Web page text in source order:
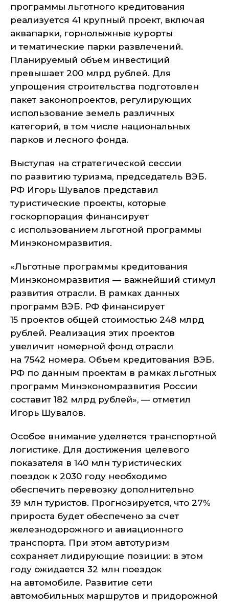
программы льготного кредитования
реализуется 41 крупный проект, включая
аквапарки, горнолыжные курорты
и тематические парки развлечений.
Планируемый объем инвестиций
превышает 200 млрд рублей. Для
упрощения строительства подготовлен
пакет законопроектов, регулирующих
использование земель различных
категорий, в том числе национальных
парков и лесного фонда.
Выступая на стратегической сессии
по развитию туризма, председатель ВЭБ.
РФ Игорь Шувалов представил
туристические проекты, которые
госкорпорация финансирует
с использованием льготной программы
Минэкономразвития.
«Льготные программы кредитования
Минэкономразвития — важнейший стимул
развития отрасли. В рамках данных
программ ВЭБ. РФ финансирует
15 проектов общей стоимостью 248 млрд
рублей. Реализация этих проектов
увеличит номерной фонд отрасли
на 7542 номера. Объем кредитования ВЭБ.
РФ по данным проектам в рамках льготных
программ Минэкономразвития России
составит 182 млрд рублей», — отметил
Игорь Шувалов.
Особое внимание уделяется транспортной
логистике. Для достижения целевого
показателя в 140 млн туристических
поездок к 2030 году необходимо
обеспечить перевозку дополнительно
39 млн туристов. Прогнозируется, что 27%
прироста будет обеспечено за счет
железнодорожного и авиационного
транспорта. При этом автотуризм
сохраняет лидирующие позиции: в этом
году ожидается 32 млн поездок
на автомобиле. Развитие сети
автомобильных маршрутов и придорожной